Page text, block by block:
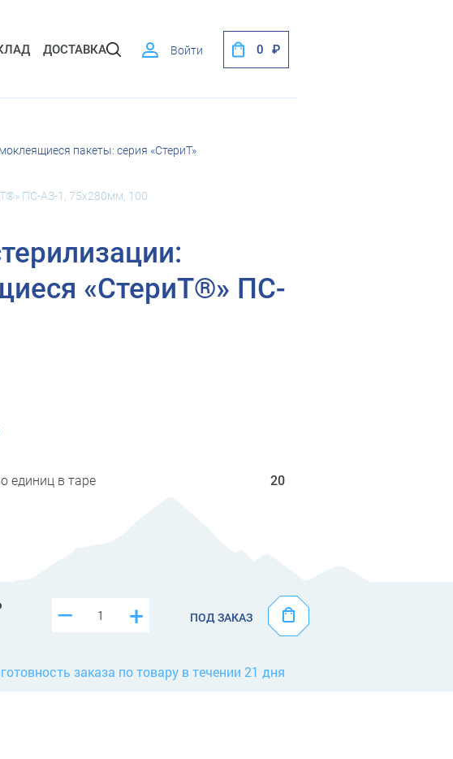
ДОСТАВКА Войти 0
пакеты: серия «СтериТ»
ПС-АЗ-1, 75х280мм, 100
«СтериТ®» ПС-
единиц в таре 20
+
– ПОД ЗАКАЗ
готовность заказа по товару в течении 21 дня